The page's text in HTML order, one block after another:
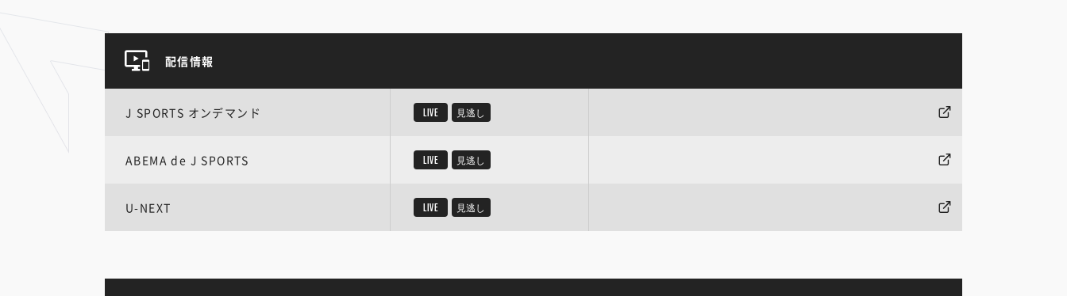
配信情報
J SPORTS オンデマンド LIVE 見逃し
ABEMA de J SPORTS LIVE 見逃し
U-NEXT LIVE 見逃し